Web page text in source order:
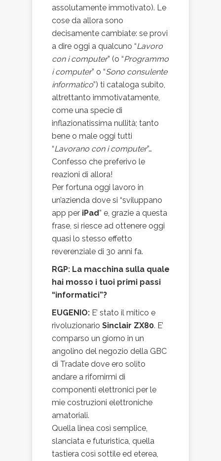
assolutamente immotivato). Le
cose da allora sono
decisamente cambiate: se provi
a dire oggi a qualcuno “Lavoro
con i computer” (o “Programmo
i computer” o “Sono consulente
informatico”) ti cataloga subito,
altrettanto immotivatamente,
come una specie di
inflazionatissima nullità; tanto
bene o male oggi tutti
“Lavorano con i computer”…
Confesso che preferivo le
reazioni di allora!
Per fortuna oggi lavoro in
un’azienda dove si “sviluppano
app per iPad” e, grazie a questa
frase, si riesce ad ottenere oggi
quasi lo stesso effetto
reverenziale di 30 anni fa.
RGP: La macchina sulla quale
hai mosso i tuoi primi passi
“informatici”?
EUGENIO: E’ stato il mitico e
rivoluzionario Sinclair ZX80. E’
comparso un giorno in un
angolino del negozio della GBC
di Tradate dove ero solito
andare a rifornirmi di
componenti elettronici per le
mie costruzioni elettroniche
amatoriali.
Quella linea così semplice,
slanciata e futuristica, quella
tastiera così sottile ed eterea,